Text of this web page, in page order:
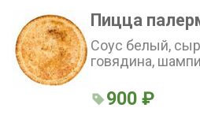
Пицца
Соус белый,
говядина,
900 ₽